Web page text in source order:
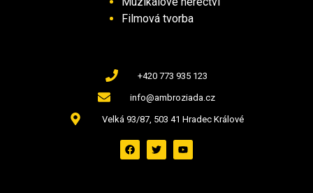
Filmová tvorba
+420 773 935 123
info@ambroziada.cz
Velká 93/87, 503 41 Hradec Králové